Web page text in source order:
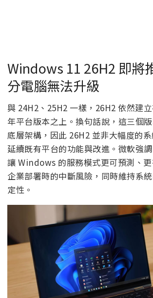
Windows 11 26H2 即將
分電腦無法升級
與 24H2、25H2 一樣，26H2 依然建
年平台版本之上。換句話說，這三個
底層架構，因此 26H2 並非大幅度的
延續既有平台的功能與改進。微軟強
讓 Windows 的服務模式更可預測、
企業部署時的中斷風險，同時維持系
定性。